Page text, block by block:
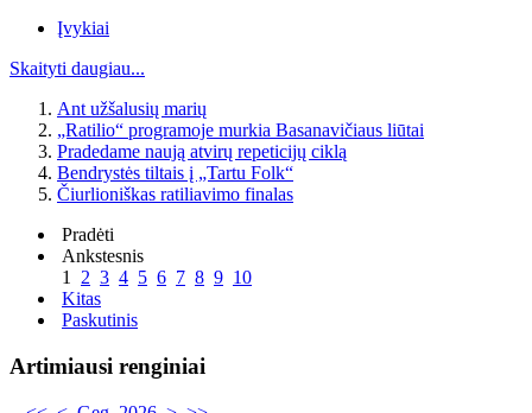
Įvykiai
Skaityti daugiau...
Ant užšalusių marių
„Ratilio“ programoje murkia Basanavičiaus liūtai
Pradedame naują atvirų repeticijų ciklą
Bendrystės tiltais į „Tartu Folk“
Čiurlioniškas ratiliavimo finalas
Pradėti
Ankstesnis
1 2 3 4 5 6 7 8 9 10
Kitas
Paskutinis
Artimiausi renginiai